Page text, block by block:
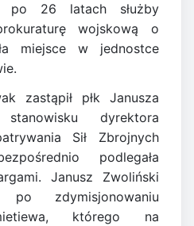
po 26 latach służby
wojskową o
miejsce w jednostce
zastąpił płk Janusza
dyrektora
Sił Zbrojnych
podlegała
Janusz Zwoliński
po zdymisjonowaniu
którego na